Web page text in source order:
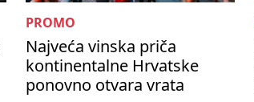
PROMO
Najveća vinska priča
kontinentalne Hrvatske
ponovno otvara vrata